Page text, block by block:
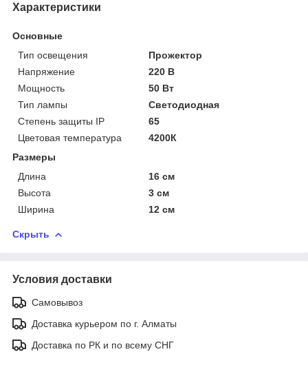
Характеристики
Основные
Тип освещения
Прожектор
Напряжение
220 В
Мощность
50 Вт
Тип лампы
Светодиодная
Степень защиты IP
65
Цветовая температура
4200К
Размеры
Длина
16 см
Высота
3 см
Ширина
12 см
Скрыть
Условия доставки
Самовывоз
Доставка курьером по г. Алматы
Доставка по РК и по всему СНГ